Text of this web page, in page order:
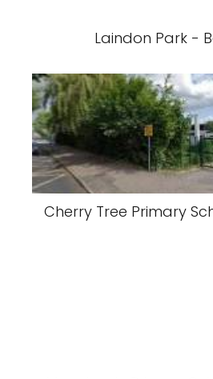
Laindon Park -
Cherry Tree Primary